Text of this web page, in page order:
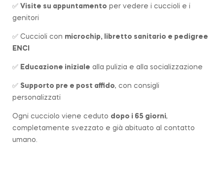
✅ Visite su appuntamento per vedere i cuccioli e i
genitori
✅ Cuccioli con microchip, libretto sanitario e pedigree
ENCI
✅ Educazione iniziale alla pulizia e alla socializzazione
✅ Supporto pre e post affido, con consigli
personalizzati
Ogni cucciolo viene ceduto dopo i 65 giorni,
completamente svezzato e già abituato al contatto
umano.